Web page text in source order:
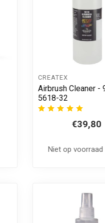
CREATEX
Airbrush Cleaner -
5618-32
€39,80
Niet op voorraad